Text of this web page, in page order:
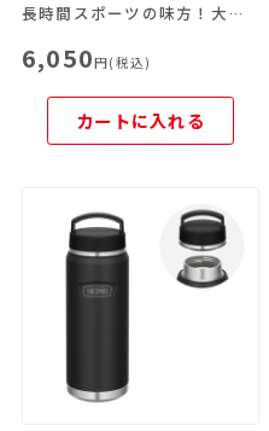
長時間スポーツの味方！大容量＆冷たさキープ
6,050円(税込)
カートに入れる